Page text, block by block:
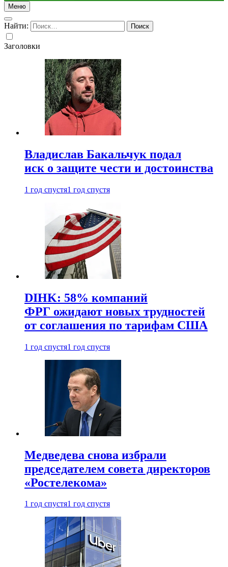
Меню
Найти:
Заголовки
Владислав Бакальчук подал
иск о защите чести и достоинства
1 год спустя1 год спустя
DIHK: 58% компаний
ФРГ ожидают новых трудностей
от соглашения по тарифам США
1 год спустя1 год спустя
Медведева снова избрали
председателем совета директоров
«Ростелекома»
1 год спустя1 год спустя